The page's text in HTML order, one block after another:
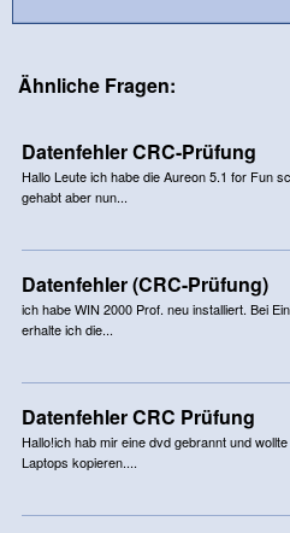
Ähnliche Fragen:
Datenfehler CRC-Prüfung
Hallo Leute ich habe die Aureon 5.1 for Fun
gehabt aber nun...
Datenfehler (CRC-Prüfung)
ich habe WIN 2000 Prof. neu installiert. Bei
erhalte ich die...
Datenfehler CRC Prüfung
Hallo!ich hab mir eine dvd gebrannt und
Laptops kopieren....